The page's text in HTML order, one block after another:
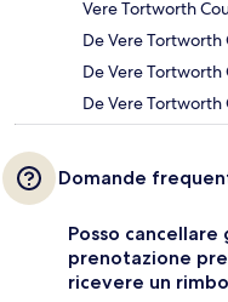
Vere Tortworth
De Vere Tortworth
De Vere
De Vere
Domande
Posso
prenotazione
ricevere un